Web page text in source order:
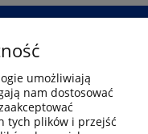
umożliwiają
nam dostosować
tych plików i przejść